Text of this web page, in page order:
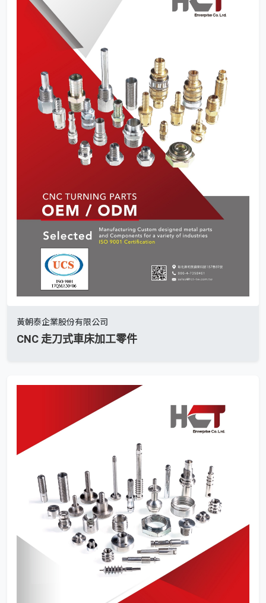
黃朝泰企業股份有限公司
CNC 走刀式車床加工零件